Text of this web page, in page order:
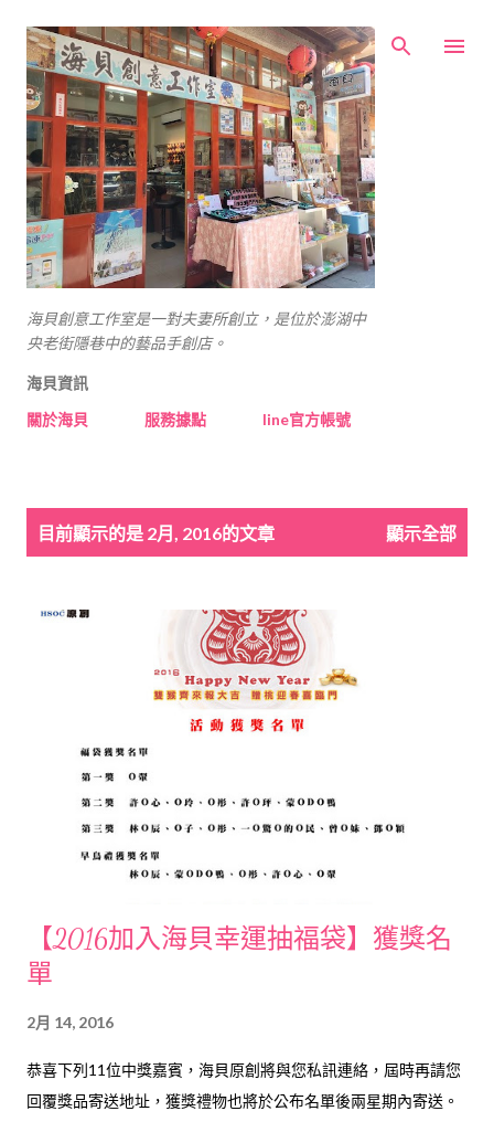
跳到主要內容
海貝創意工作室是一對夫妻所創立，是位於澎湖中
央老街隱巷中的藝品手創店。
海貝資訊
關於海貝
服務據點 line官方帳號
目前顯示的是 2月, 2016的文章 顯示全部
【2016加入海貝幸運抽福袋】獲獎名
單
2月 14, 2016
恭喜下列11位中獎嘉賓，海貝原創將與您私訊連絡，屆時再請您
回覆獎品寄送地址，獲獎禮物也將於公布名單後兩星期內寄送。